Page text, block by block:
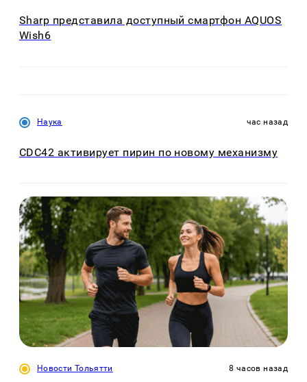
Sharp представила доступный смартфон AQUOS
Wish6
Наука час назад
CDC42 активирует пирин по новому механизму
Новости Тольятти 8 часов назад